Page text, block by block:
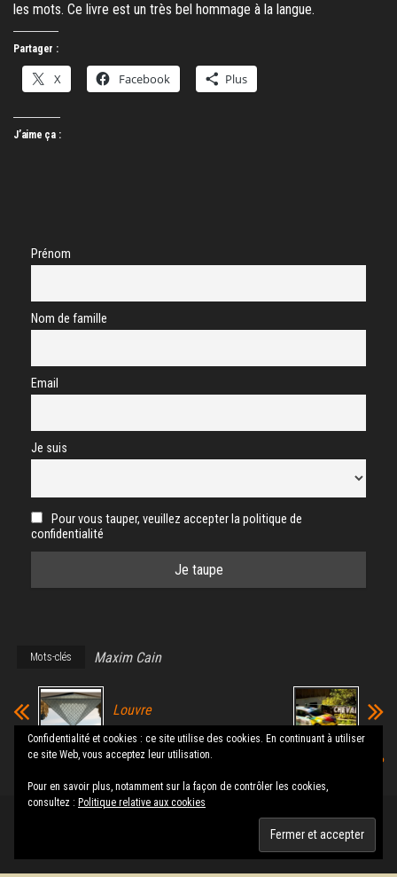
les mots. Ce livre est un très bel hommage à la langue.
Partager :
X Facebook Plus
J’aime ça :
Prénom
Nom de famille
Email
Je suis
Pour vous tauper, veuillez accepter la politique de
confidentialité
Mots-clés Maxim Cain
Louvre
Rallier la vie
Thème :Envo Magazine
Confidentialité et cookies : ce site utilise des cookies. En continuant à utiliser
ce site Web, vous acceptez leur utilisation.
Pour en savoir plus, notamment sur la façon de contrôler les cookies,
consultez : Politique relative aux cookies